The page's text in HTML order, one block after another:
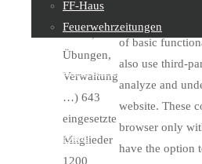
FF-Haus
Feuerwehrzeitungen
Feuerwehrjugend
Sachgebiete
(Feuerwehrjugend,
Kurse,
Übungen,
Verwaltung
…) 643
eingesetzte
Mitglieder
1200
browser as
of basic
also use third-
analyze and
website. These
browser only
have the option